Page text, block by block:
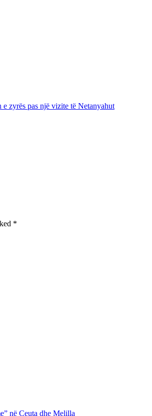
zyrës pas një vizite të Netanyahut
*
në Ceuta dhe Melilla